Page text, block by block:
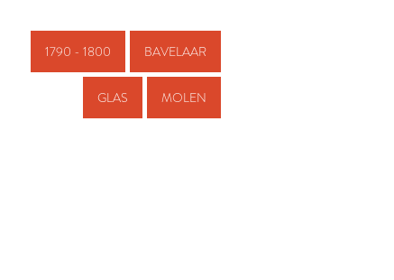
1790 - 1800 BAVELAAR
GLAS MOLEN